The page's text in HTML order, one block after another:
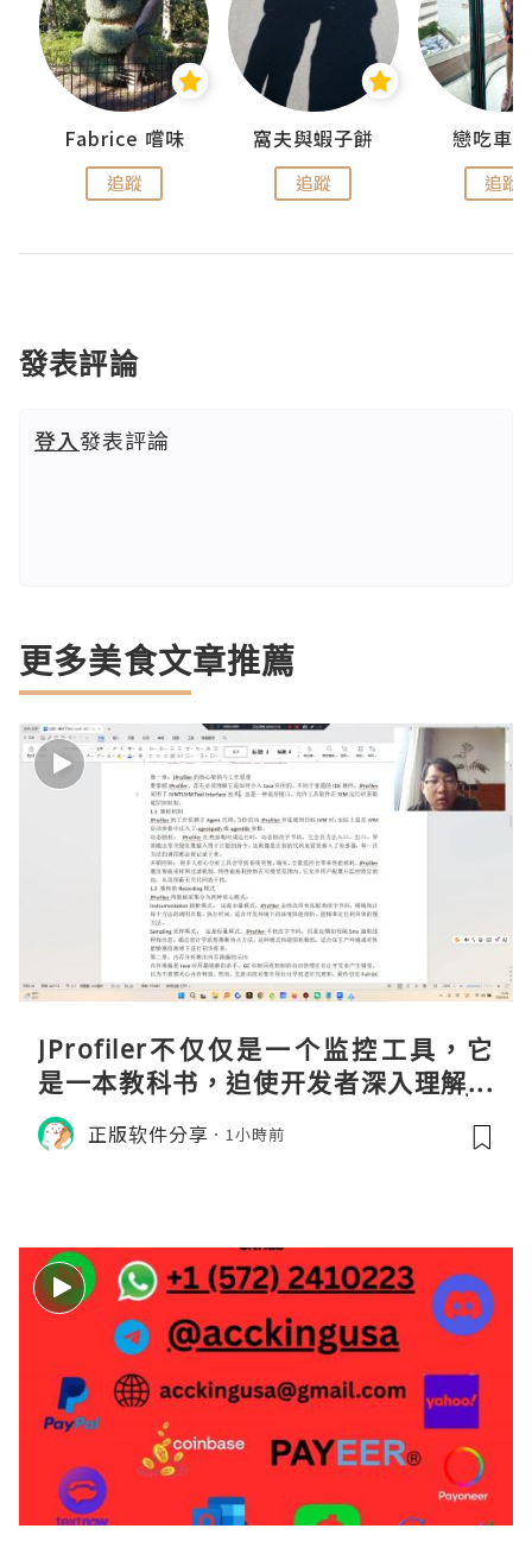
Fabrice 嚐味
追蹤
窩夫與蝦子餅
追蹤
戀吃車
追蹤
發表評論
登入發表評論
更多美食文章推薦
JProfiler不仅仅是一个监控工具，它
是一本教科书，迫使开发者深入理解JV
M的内存模型、垃圾回收机制和并发原
理。通过直观的可视化数据，它将抽象
正版软件分享 1小時前